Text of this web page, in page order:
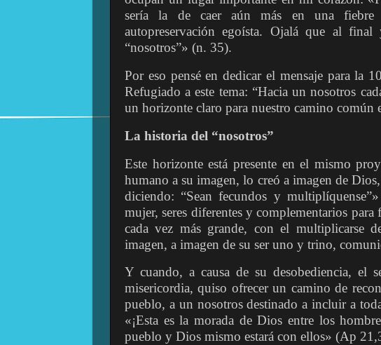
sería la de caer aún más en una fiebre
autopreservación egoísta. Ojalá que al
“nosotros”» (n. 35).
Por eso pensé en dedicar el mensaje para la
Refugiado a este tema: “Hacia un nosotros
un horizonte claro para nuestro camino común
La historia del “nosotros”
Este horizonte está presente en el mismo
humano a su imagen, lo creó a imagen de
diciendo: “Sean fecundos y
mujer, seres diferentes y complementarios
cada vez más grande, con el multiplicarse
imagen, a imagen de su ser uno y trino,
Y cuando, a causa de su desobediencia, el
misericordia, quiso ofrecer un camino de
pueblo, a un nosotros destinado a incluir a
«¡Esta es la morada de Dios entre los
pueblo y Dios mismo estará con ellos» (Ap